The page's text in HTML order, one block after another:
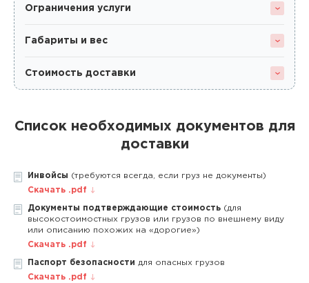
Ограничения услуги
Габариты и вес
Стоимость доставки
Список необходимых документов для
доставки
Инвойсы (требуются всегда, если груз не документы)
Скачать .pdf
Документы подтверждающие стоимость (для
высокостоимостных грузов или грузов по внешнему виду
или описанию похожих на «дорогие»)
Скачать .pdf
Паспорт безопасности для опасных грузов
Скачать .pdf